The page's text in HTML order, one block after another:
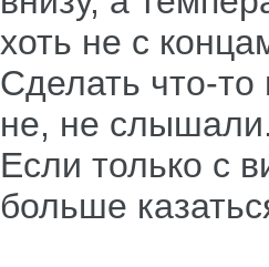
хоть не с
Сделать что-то
не, не
Если только с
больше